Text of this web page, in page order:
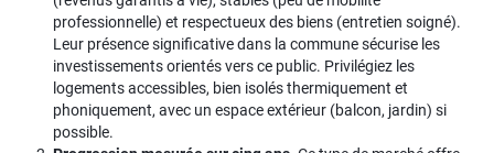
professionnelle) et respectueux des biens (entretien soigné).
Leur présence significative dans la commune sécurise les
investissements orientés vers ce public. Privilégiez les
logements accessibles, bien isolés thermiquement et
phoniquement, avec un espace extérieur (balcon, jardin) si
possible.